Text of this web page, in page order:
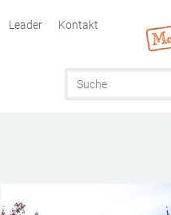
Leader Kontakt